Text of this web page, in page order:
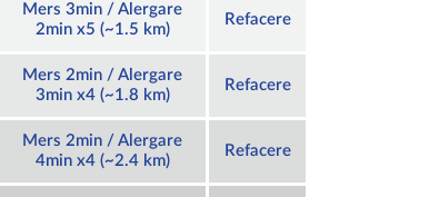
Mers 3min / Alergare
2min x5 (~1.5 km)
Refacere
Mers 2min / Alergare
3min x4 (~1.8 km)
Refacere
Mers 2min / Alergare
4min x4 (~2.4 km)
Refacere